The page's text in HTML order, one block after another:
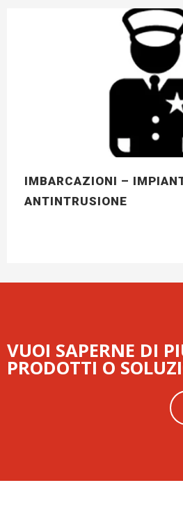
IMBARCAZIONI –
ANTINTRUSIONE
VUOI SAPERNE DI
PRODOTTI O